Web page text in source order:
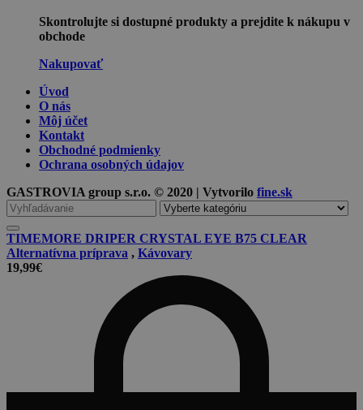
Skontrolujte si dostupné produkty a prejdite k nákupu v
obchode
Nakupovať
Úvod
O nás
Môj účet
Kontakt
Obchodné podmienky
Ochrana osobných údajov
GASTROVIA group s.r.o. © 2020 | Vytvorilo fine.sk
Vyhľadávanie
pre
TIMEMORE DRIPER CRYSTAL EYE B75 CLEAR
Alternatívna príprava , Kávovary
19,99€